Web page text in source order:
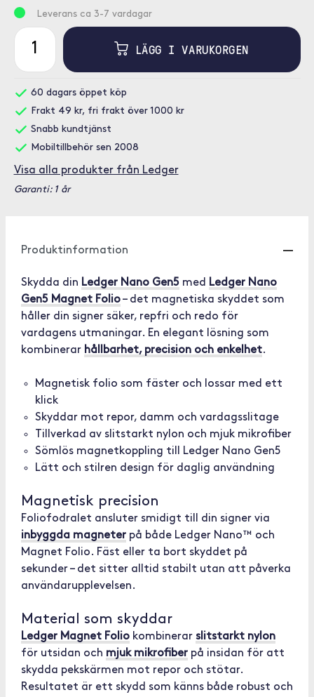
Leverans ca 3-7 vardagar
LÄGG I VARUKORGEN
60 dagars öppet köp
Frakt 49 kr, fri frakt över 1000 kr
Snabb kundtjänst
Mobiltillbehör sen 2008
Visa alla produkter från Ledger
Garanti: 1 år
Produktinformation
Skydda din Ledger Nano Gen5 med
Ledger Nano
Gen5 Magnet Folio– det magnetiska skyddet som
håller din signer säker, repfri och redo för
vardagens utmaningar. En elegant lösning som
kombinerar hållbarhet, precision och enkelhet.
Magnetisk folio som fäster och lossar med ett
klick
Skyddar mot repor, damm och vardagsslitage
Tillverkad av slitstarkt nylon och mjuk mikrofiber
Sömlös magnetkoppling till Ledger Nano Gen5
Lätt och stilren design för daglig användning
Magnetisk precision
Foliofodralet ansluter smidigt till din signer via
inbyggda magneter på både Ledger Nano™ och
Magnet Folio. Fäst eller ta bort skyddet på
sekunder – det sitter alltid stabilt utan att påverka
användarupplevelsen.
Material som skyddar
Ledger Magnet Folio kombinerar slitstarkt nylon
för utsidan och mjuk mikrofiber på insidan för att
skydda pekskärmen mot repor och stötar.
Resultatet är ett skydd som känns både robust och